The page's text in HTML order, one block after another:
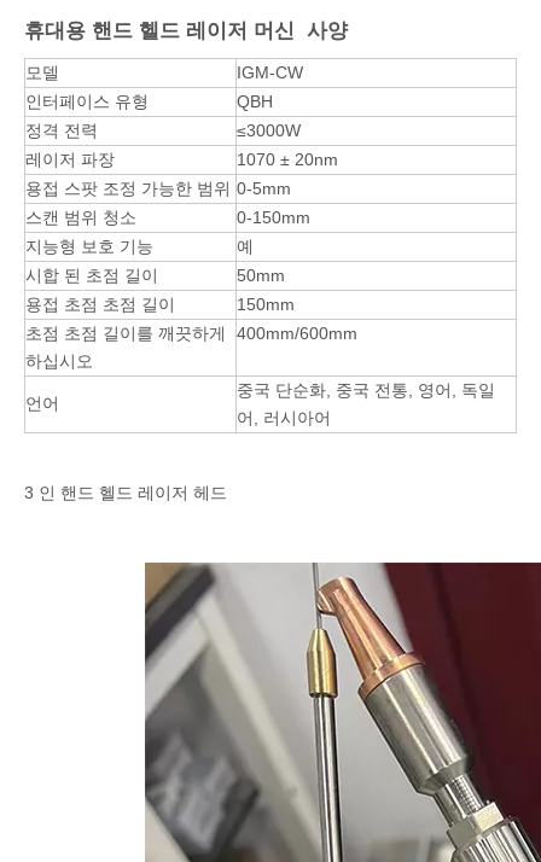
휴대용 핸드 헬드 레이저 머신 사양
모델
IGM-CW
인터페이스 유형
QBH
정격 전력
≤3000W
레이저 파장
1070 ± 20nm
용접 스팟 조정 가능한 범위 0-5mm
스캔 범위 청소
0-150mm
지능형 보호 기능
예
시합 된 초점 길이
50mm
용접 초점 초점 길이
150mm
초점 초점 길이를 깨끗하게
하십시오
400mm/600mm
언어
중국 단순화, 중국 전통, 영어, 독일
어, 러시아어
3 인 핸드 헬드 레이저 헤드